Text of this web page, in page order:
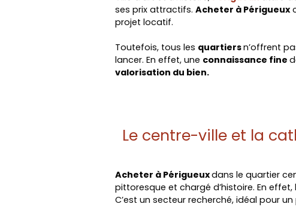
ses prix attractifs. Acheter à Périgueux
projet locatif.
Toutefois, tous les quartiersn’offrent
lancer. En effet, une connaissance fine
valorisation du bien.
Le centre-ville et la
Acheter à Périgueuxdans le quartier
pittoresque et chargé d’histoire. En
C’est un secteur recherché, idéal pour